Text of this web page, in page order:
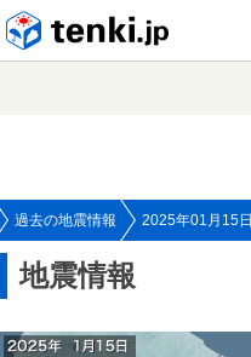
過去の地震情報 2025年01月15日
地震情報